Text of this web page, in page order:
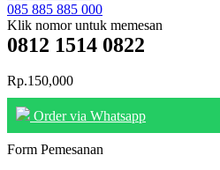
085 885 885 000
Klik nomor untuk memesan
0812 1514 0822
Rp.150,000
Order via Whatsapp
Form Pemesanan